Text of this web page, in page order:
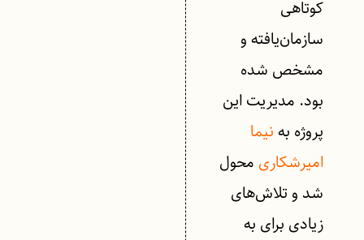
کوتاهی
سازمان‌یافته و
مشخص شده
بود. مدیریت این
پروژه بهنیما
امیرشکاری محول
شد و تلاش‌های
زیادی برای به